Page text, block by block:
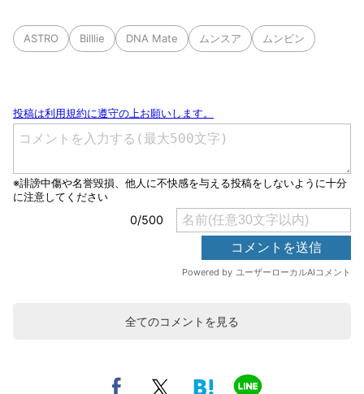
ASTRO Billlie DNA Mate ムンスア ムンビン
全てのコメントを見る